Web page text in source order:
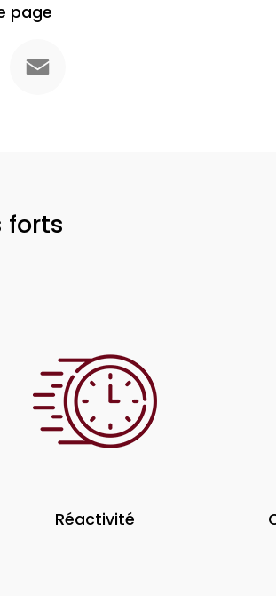
page
forts
Réactivité